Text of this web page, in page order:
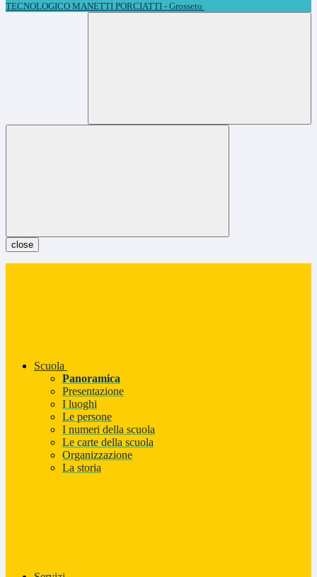
TECNOLOGICO MANETTI PORCIATTI - Grosseto
close
Scuola
Panoramica
Presentazione
I luoghi
Le persone
I numeri della scuola
Le carte della scuola
Organizzazione
La storia